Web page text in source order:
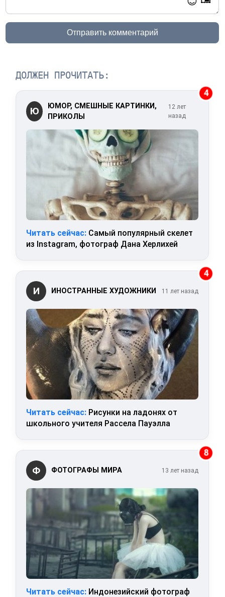
Отправить комментарий
ДОЛЖЕН ПРОЧИТАТЬ:
4
Ю
ЮМОР, СМЕШНЫЕ КАРТИНКИ,
ПРИКОЛЫ
12 лет
назад
Читать сейчас: Самый популярный скелет
из Instagram, фотограф Дана Херлихей
4
И ИНОСТРАННЫЕ ХУДОЖНИКИ 11 лет назад
Читать сейчас: Рисунки на ладонях от
школьного учителя Рассела Пауэлла
8
Ф ФОТОГРАФЫ МИРА 13 лет назад
Читать сейчас: Индонезийский фотограф